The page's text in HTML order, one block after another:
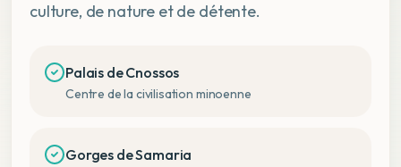
culture, de nature et de détente.
Palais de Cnossos
Centre de la civilisation minoenne
Gorges de Samaria